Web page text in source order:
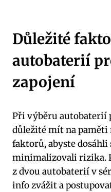
Důležité
autobaterií
zapojení
Při výběru autobaterií
důležité mít na
faktorů, abyste
minimalizovali rizika.
z dvou autobaterií v
info zvážit a